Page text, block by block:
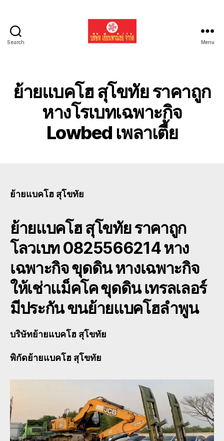
Search
รถ
แบค
โฮ
ทั่ว
ประเทศ.com
Menu
ย้ายแบคโฮ สุโขทัย ราคาถูก
หางโรเบทเฉพาะกิจ
Lowbed เพลาเตี้ย
ย้ายแบคโฮ สุโขทัย
ย้ายแบคโฮ สุโขทัย ราคาถูก
โลวเบท 0825566214 หาง
เฉพาะกิจ ขุดดิน หางเฉพาะกิจ
ให้เช่าแม็คโค ขุดดิน เทรลเลอร์
มีประกัน ขนย้ายแบคโฮลำพูน
บริษัทย้ายแบคโฮ สุโขทัย
พิกัดย้ายแบคโฮ สุโขทัย